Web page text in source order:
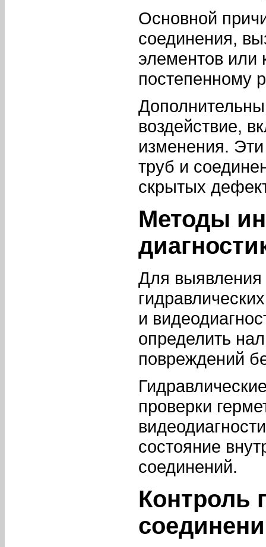
Основной
соединения,
элементов или
постепенному
воздействие,
изменения.
труб и
скрытых
Методы
Для
и
определить
повреждений
проверки
состояние
соединений.
Контроль